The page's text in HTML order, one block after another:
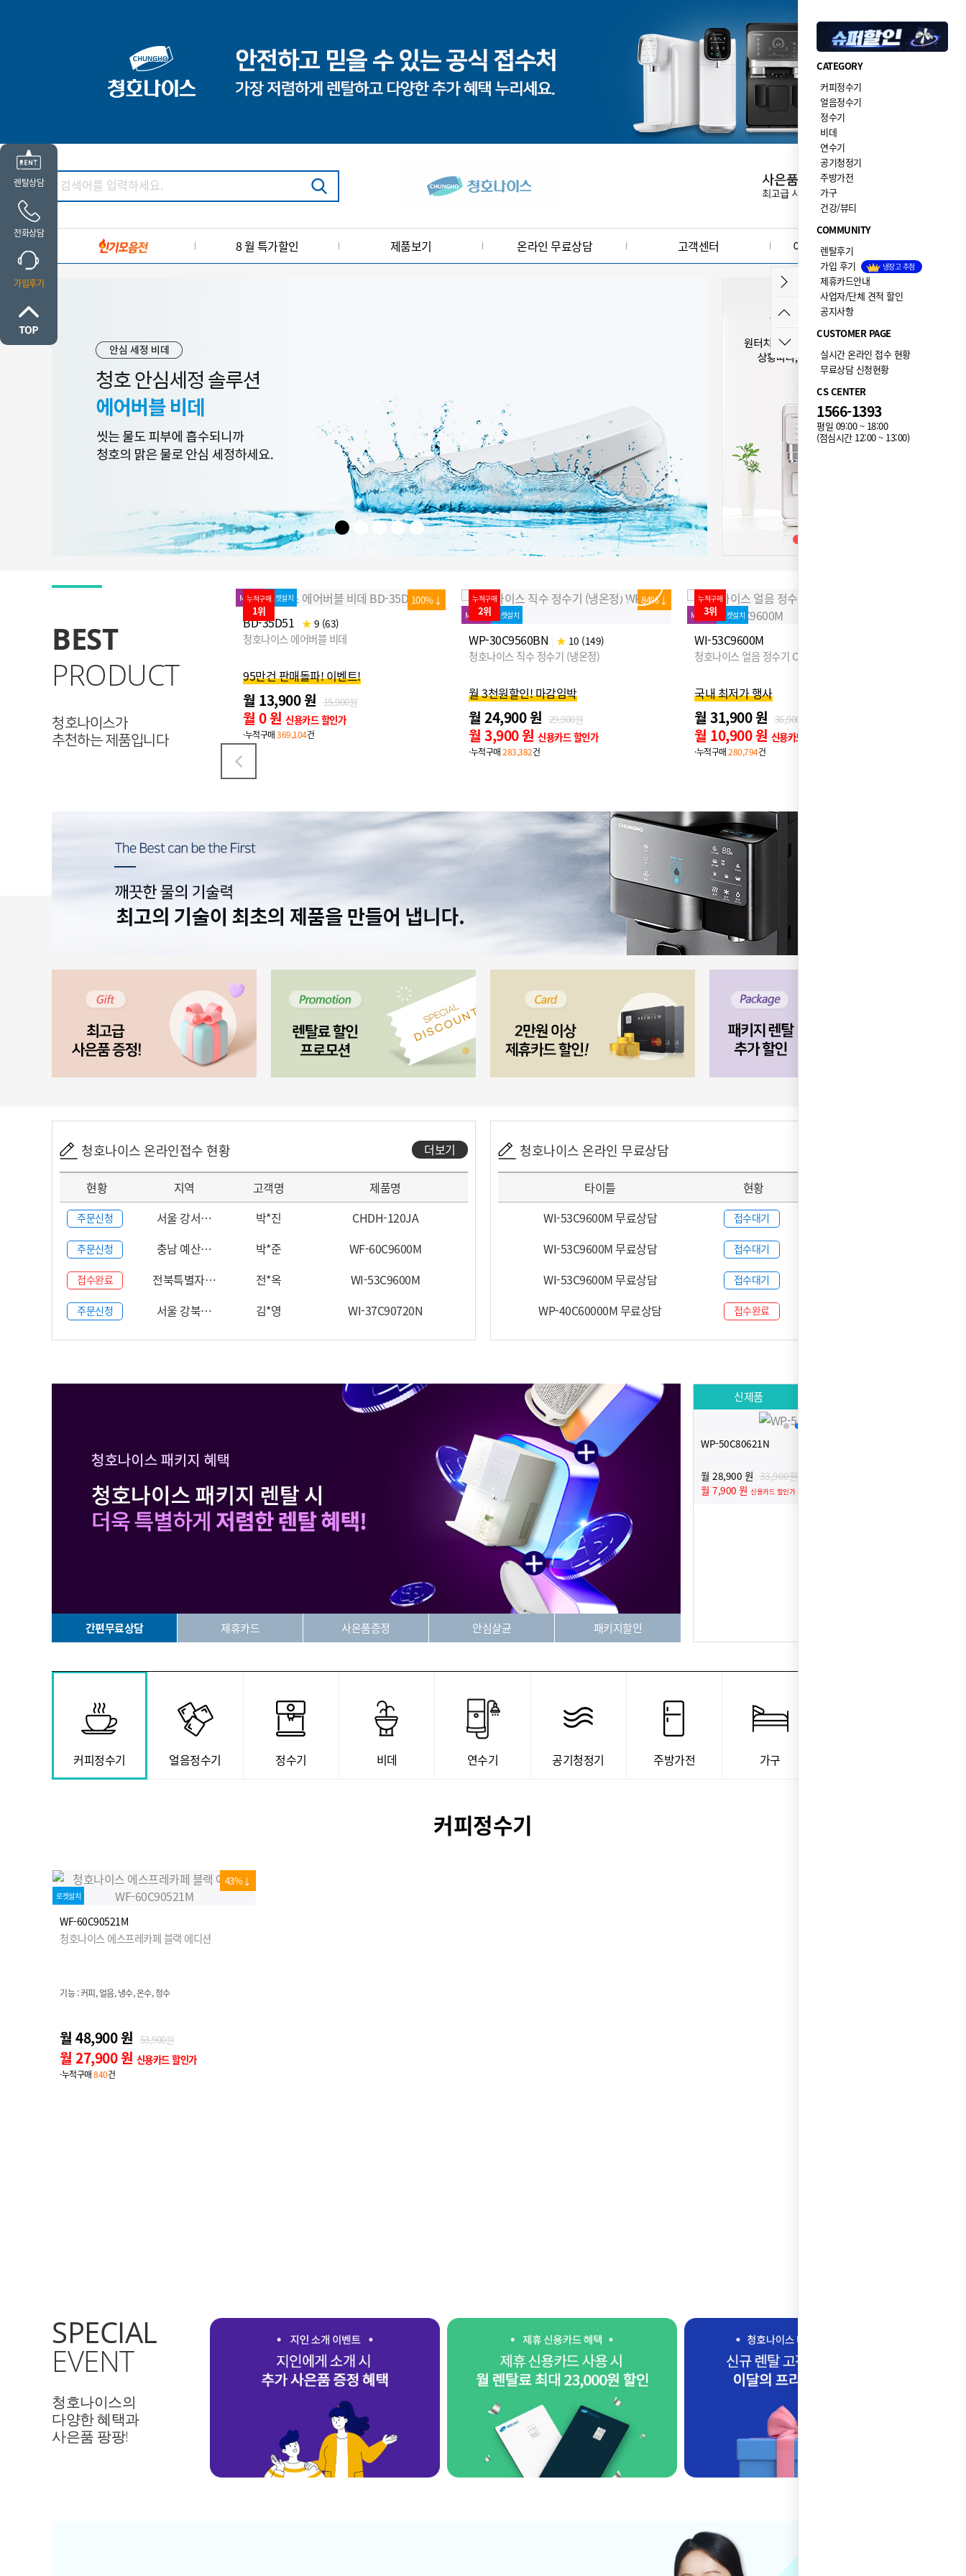
8 월 특가할인 제품보기 온라인 무료상담 고객센터 이달의 이벤트·사은품
BEST
PRODUCT
청호나이스가
추천하는 제품입니다
청호나이스 에어버블 비데
95만건 판매돌파! 이벤트!
월 0 원신용카드 할인가
369,104건
누적구매
2위
84%↓
MD추천
WP-30C9560BN| ★10 (149)
월 3천원할인! 마감임박
월 24,900 원 29,900원
월 3,900 원신용카드 할인가
누적구매
3위
66%↓
MD추천 로켓설치
WI-53C9600M
청호나이스 얼음 정수기 OMNI plus (얼음냉온)
국내 최저가 행사
월 31,900 원 36,900원
월 10,900 원신용카드 할인가
·누적구매280,794건
누적구매
4위
타사보상 MD추천 로켓설치
WP-60C90520M(티탄)
청호나이스 세니타 정수기 (냉온정)
6천원 추가할인! 마감임박
월 25,900 원 29,900원
월 4,900 원신용카드 할인가
·누적구매249,623건
청호나이스 온라인접수 현황 더보기
현황 지역 고객명 제품명
주문신청 서울 강서… 박*진 CHDH-120JA
주문신청 충남 예산… 박*준 WF-60C9600M
접수완료 전북특별자… 전*옥 WI-53C9600M
주문신청 서울 강북… 김*영 WI-37C90720N
청호나이스 온라인 무료상담
타이틀 현황
WI-53C9600M 무료상담
접수대기
WI-53C9600M 무료상담
접수대기
WI-53C9600M 무료상담
접수대기
WP-40C60000M 무료상담
접수완료
간편무료상담 제휴카드 사은품증정 안심살균 패키지할인
신제품
6개월반값할인
월 0 원 신용카드 할인가
WP-50C80621N
월 28,900 원
33,900원
월 7,900 원 신용카드 할인가
WP-30B90620N
월 37,900 원 42,900원
월 16,900 원신용카드 할인가
커피정수기 얼음정수기 정수기 비데 연수기 공기청정기 주방가전 가구
커피정수기
43%↓
로켓설치
WF-60C90521M
청호나이스 에스프레카페 블랙 에디션
기능 : 커피, 얼음, 냉수, 온수, 정수
월 48,900 원 53,900원
월 27,900 원 신용카드 할인가
·누적구매840건
SPECIAL
EVENT
청호나이스의
다양한 혜택과
사은품 팡팡!
렌탈상담
전화상담
가입후기
CATEGORY
커피정수기
얼음정수기
정수기
비데
연수기
공기청정기
주방가전
가구
건강/뷰티
COMMUNITY
렌탈후기
가입 후기
냉장고 추첨
제휴카드안내
사업자/단체 견적 할인
공지사항
CUSTOMER PAGE
실시간 온라인 접수 현황
무료상담 신청현황
CS CENTER
1566-1393
평일 09:00 ~ 18:00
(점심시간 12:00 ~ 13:00)